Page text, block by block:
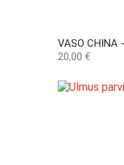
VASO CHINA
Preço
20,00 €